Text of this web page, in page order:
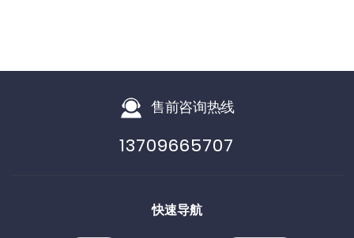
售前咨询热线
13709665707
快速导航